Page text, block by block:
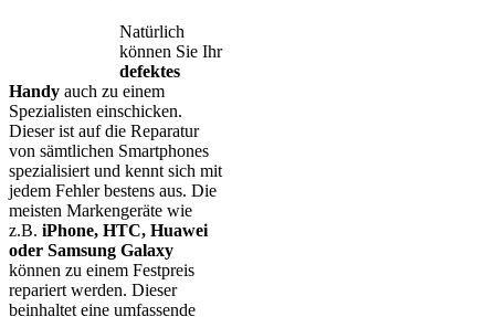
Natürlich
können Sie Ihr
defektes
Handy auch zu einem
Spezialisten einschicken.
Dieser ist auf die Reparatur
von sämtlichen Smartphones
spezialisiert und kennt sich mit
jedem Fehler bestens aus. Die
meisten Markengeräte wie
z.B. iPhone, HTC, Huawei
oder Samsung Galaxy
können zu einem Festpreis
repariert werden. Dieser
beinhaltet eine umfassende